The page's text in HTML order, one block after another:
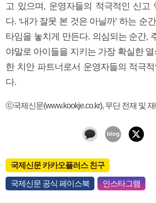
고 있으며, 운영자들의 적극적인 신고
다. ‘내가 잘못 본 것은 아닐까’ 하는 순
타임을 놓치게 만든다. 의심되는 순간,
야말로 아이들을 지키는 가장 확실한
한 치안 파트너로서 운영자들의 적극
다.
ⓒ국제신문(www.kookje.co.kr), 무단 전재 및
국제신문 카카오플러스 친구
국제신문 공식 페이스북 인스타그램